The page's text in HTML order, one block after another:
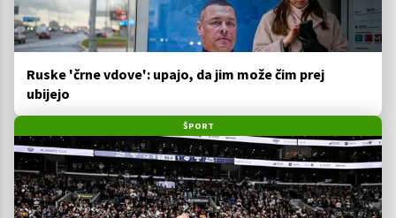
Ruske 'črne vdove': upajo, da jim može čim prej
ubijejo
ŠPORT